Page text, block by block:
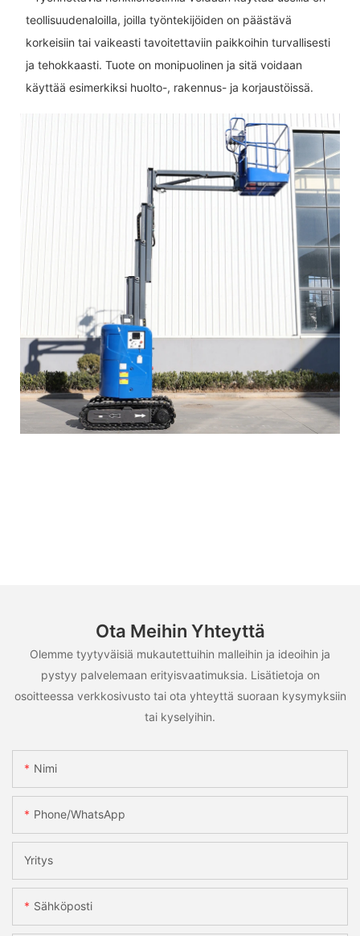
teollisuudenaloilla, joilla työntekijöiden on päästävä
korkeisiin tai vaikeasti tavoitettaviin paikkoihin turvallisesti
ja tehokkaasti. Tuote on monipuolinen ja sitä voidaan
käyttää esimerkiksi huolto-, rakennus- ja korjaustöissä.
Ota Meihin Yhteyttä
Olemme tyytyväisiä mukautettuihin malleihin ja ideoihin ja
pystyy palvelemaan erityisvaatimuksia. Lisätietoja on
osoitteessa verkkosivusto tai ota yhteyttä suoraan kysymyksiin
tai kyselyihin.
Nimi
Phone/whatsApp
Yritys
Sähköposti